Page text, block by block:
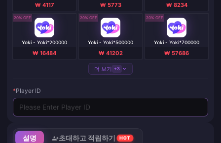
설명 초대하고 적립하기 HOT
₩ 4117 ₩ 5773 ₩ 8234
20% OFF
Yoki - Yoki*200000
₩ 16484
20% OFF
Yoki - Yoki*500000
₩ 41202
20% OFF
Yoki - Yoki*700000
₩ 57686
더 보기 +3
*Player ID